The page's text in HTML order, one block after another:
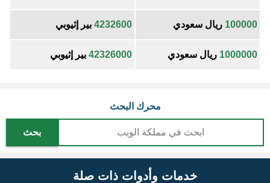
100000 ريال سعودي 4232600 بير إثيوبي
1000000 ريال سعودي 42326000 بير إثيوبي
محرك البحث
بحث
خدمات وأدوات ذات صلة